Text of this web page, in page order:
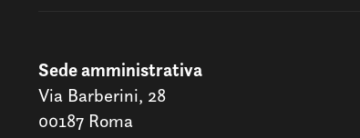
Sede amministrativa
Via Barberini, 28
00187 Roma